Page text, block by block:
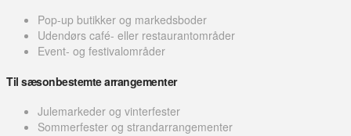
Pop-up butikker og markedsboder
Udendørs café- eller restaurantområder
Event- og festivalområder
Til sæsonbestemte arrangementer
Julemarkeder og vinterfester
Sommerfester og strandarrangementer